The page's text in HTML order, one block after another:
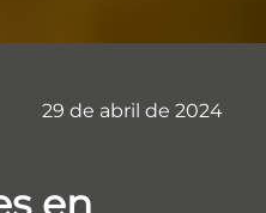
29 de abril de 2024
en